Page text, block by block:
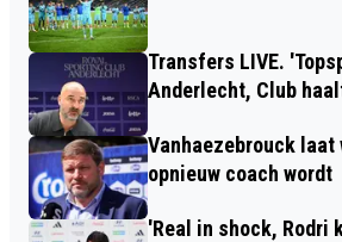
Transfers LIVE.
Anderlecht, Club
Vanhaezebrouck laat
opnieuw coach wordt
'Real in shock, Rodri